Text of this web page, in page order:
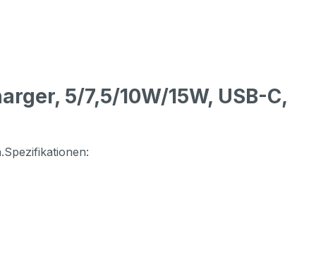
5/7,5/10W/15W, USB-C,